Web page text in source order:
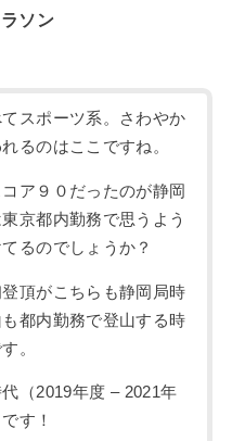
ソン
スポーツ系。さわやか
るのはここですね。
ア９０だったのが静岡
京都内勤務で思うよう
るのでしょうか？
頂がこちらも静岡局時
都内勤務で登山する時
。
（2019年度 – 2021年
す！